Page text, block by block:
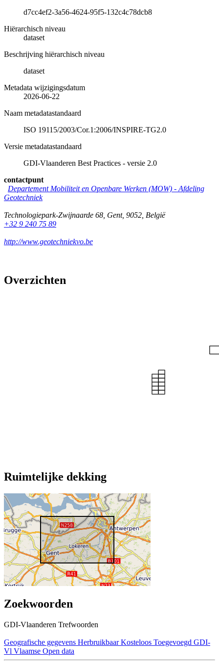
d7cc4ef2-3a56-4624-95f5-132c4c78dcb8
Hiërarchisch niveau
dataset
Beschrijving hiërarchisch niveau
dataset
Metadata wijzigingsdatum
2026-06-22
Naam metadatastandaard
ISO 19115/2003/Cor.1:2006/INSPIRE-TG2.0
Versie metadatastandaard
GDI-Vlaanderen Best Practices - versie 2.0
contactpunt
Departement Mobiliteit en Openbare Werken (MOW) - Afdeling
Geotechniek
Technologiepark-Zwijnaarde 68 Gent, 9052 België
+32 9 240 75 89
http://www.geotechniekvo.be
Overzichten
Ruimtelijke dekking
Zoekwoorden
GDI-Vlaanderen Trefwoorden
Geografische gegevens Herbruikbaar Kosteloos Toegevoegd GDI-
Vl Vlaamse Open data